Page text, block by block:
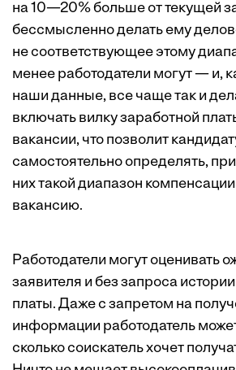
на 10—20% больше от текущей
бессмысленно делать ему
не соответствующее этому
менее работодатели могут — и,
наши данные, все чаще так и
включать вилку заработной
вакансии, что позволит
самостоятельно определять,
них такой диапазон
вакансию.
Работодатели могут оценивать
заявителя и без запроса
платы. Даже с запретом на
информации работодатель
сколько соискатель хочет